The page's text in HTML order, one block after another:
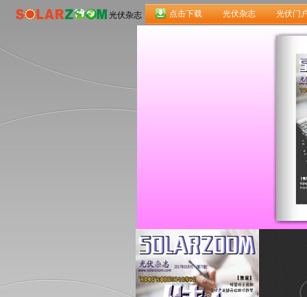
光伏杂志 点击下载 光伏杂志 光伏门